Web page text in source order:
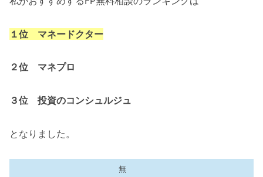
１位 マネードクター
２位 マネプロ
３位 投資のコンシュルジュ
となりました。
無